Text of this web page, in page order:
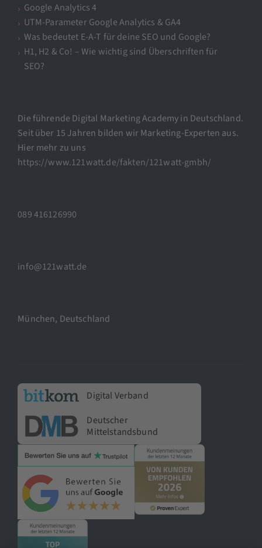
Google Analytics 4
UTM-Parameter Google Analytics & GA4
Was bedeutet E-A-T für deine SEO und Google?
H1, H2 & Co! – Wie wichtig sind Überschriften für
SEO?
Die führende Digital Marketing Academy in Deutschland.
Seit über 15 Jahren bilden wir Marketing-Experten aus.
Hier mehr zu uns
https://www.121watt.de/fakten/121watt-gmbh/
089 416126990
info@121watt.de
München, Deutschland
Digital Verband
Deutscher
Mittelstandsbund